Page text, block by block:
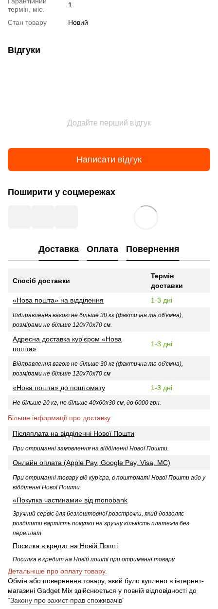
термін, міс.
1
Стан товару Новий
Відгуки
Додайте перший відгук
Написати відгук
Поширити у соцмережах
Доставка Оплата Повернення
Спосіб доставки
Термін
доставки
«Нова пошта» на відділення
1-3 дні
Відправлення вагою не більше 30 кг (фактична та об'ємна),
розмірами не більше 120х70х70 см.
Адресна доставка кур'єром «Нова
пошта»
1-3 дні
Відправлення вагою не більше 30 кг (фактична та об'ємна),
розмірами не більше 120х70х70 см
«Нова пошта» до поштомату 1-3 дні
Не більше 20 кг, не більше 40х60х30 см, до 6000 грн.
Більше інформації про доставку
Післяплата на відділенні Нової Пошти
При отриманні замовлення на відділенні Нової Пошти.
Онлайн оплата (Apple Pay, Google Pay, Visa, MC)
При отриманні товару від кур'єра, в поштоматі Нової Пошти або у
відділенні Нової Пошти.
«Покупка частинами» від monobank
Зручний сервіс для безкоштовної розстрочки, який дозволяє
розділити вартість покупки на зручну кількість платежів без
переплат
Посилка в кредит на Новій Пошті
Посилка в кредит на Новій пошті при отриманні товару
Детальніше про оплату товару.
Обмін або повернення товару, який було куплено в інтернет-
магазині Gadget Mix здійснюється у повній відповідності до
“Закону про захист прав споживачів”